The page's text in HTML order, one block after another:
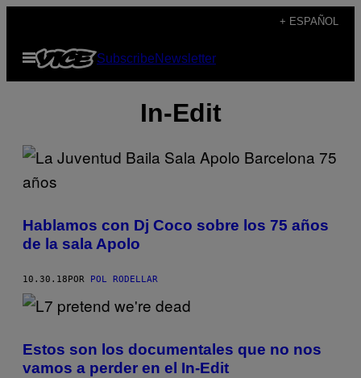
contenido
+ ESPAÑOL
Abrir
Menú
SubscribeNewsletter
In-Edit
Hablamos con Dj Coco sobre los 75 años
de la sala Apolo
10.30.18 POR POL RODELLAR
Estos son los documentales que no nos
vamos a perder en el In-Edit